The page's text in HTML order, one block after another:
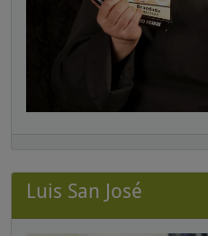
Luis San José